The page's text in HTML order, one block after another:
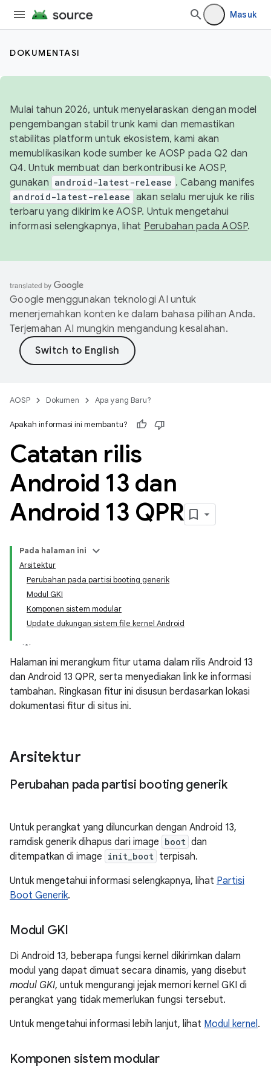
Masuk
DOKUMENTASI
Mulai tahun 2026, untuk menyelaraskan dengan model
pengembangan stabil trunk kami dan memastikan
stabilitas platform untuk ekosistem, kami akan
memublikasikan kode sumber ke AOSP pada Q2 dan
Q4. Untuk membuat dan berkontribusi ke AOSP,
gunakan android-latest-release . Cabang manifes
android-latest-release akan selalu merujuk ke rilis
terbaru yang dikirim ke AOSP. Untuk mengetahui
informasi selengkapnya, lihat Perubahan pada AOSP.
Google menggunakan teknologi AI untuk
menerjemahkan konten ke dalam bahasa pilihan Anda.
Terjemahan AI mungkin mengandung kesalahan.
AOSP Dokumen Apa yang Baru?
Apakah informasi ini membantu?
Catatan rilis
Android 13 dan
Android 13 QPR
Pada halaman ini
Arsitektur
Perubahan pada partisi booting generik
Modul GKI
Komponen sistem modular
Update dukungan sistem file kernel Android
Halaman ini merangkum fitur utama dalam rilis Android 13
dan Android 13 QPR, serta menyediakan link ke informasi
tambahan. Ringkasan fitur ini disusun berdasarkan lokasi
dokumentasi fitur di situs ini.
Arsitektur
Perubahan pada partisi booting generik
Untuk perangkat yang diluncurkan dengan Android 13,
ramdisk generik dihapus dari image boot dan
ditempatkan di image init_boot terpisah.
Untuk mengetahui informasi selengkapnya, lihat Partisi
Boot Generik.
Modul GKI
Di Android 13, beberapa fungsi kernel dikirimkan dalam
modul yang dapat dimuat secara dinamis, yang disebut
modul GKI, untuk mengurangi jejak memori kernel GKI di
perangkat yang tidak memerlukan fungsi tersebut.
Untuk mengetahui informasi lebih lanjut, lihat Modul kernel.
Komponen sistem modular